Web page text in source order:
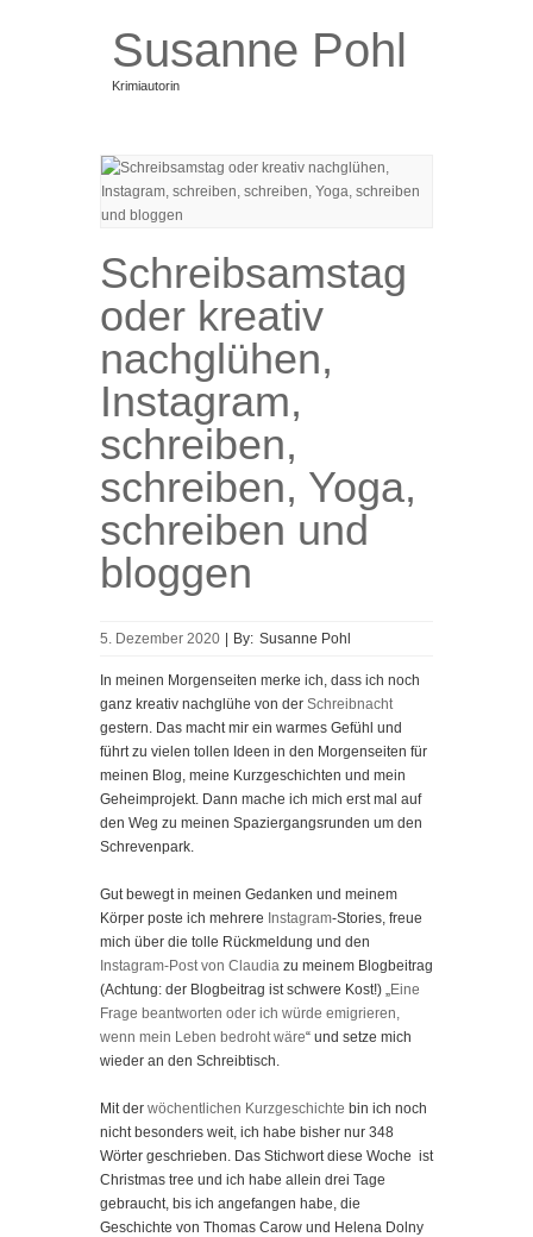
Susanne Pohl
Krimiautorin
Blog
Schreibsamstag
oder kreativ
nachglühen,
Instagram,
schreiben,
schreiben, Yoga,
schreiben und
bloggen
5. Dezember 2020 | By: Susanne Pohl
In meinen Morgenseiten merke ich, dass ich noch
ganz kreativ nachglühe von der Schreibnacht
gestern. Das macht mir ein warmes Gefühl und
führt zu vielen tollen Ideen in den Morgenseiten für
meinen Blog, meine Kurzgeschichten und mein
Geheimprojekt. Dann mache ich mich erst mal auf
den Weg zu meinen Spaziergangsrunden um den
Schrevenpark.
Gut bewegt in meinen Gedanken und meinem
Körper poste ich mehrere Instagram-Stories, freue
mich über die tolle Rückmeldung und den
Instagram-Post von Claudia zu meinem Blogbeitrag
(Achtung: der Blogbeitrag ist schwere Kost!) „ Eine
Frage beantworten oder ich würde emigrieren,
wenn mein Leben bedroht wäre“ und setze mich
wieder an den Schreibtisch.
Mit der wöchentlichen Kurzgeschichte bin ich noch
nicht besonders weit, ich habe bisher nur 348
Wörter geschrieben. Das Stichwort diese Woche ist
Christmas tree und ich habe allein drei Tage
gebraucht, bis ich angefangen habe, die
Geschichte von Thomas Carow und Helena Dolny